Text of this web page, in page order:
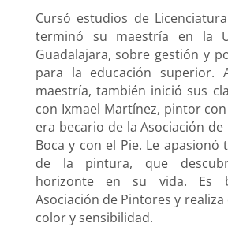
Cursó estudios de
terminó su maestría en la
Guadalajara, sobre gestión y
para la educación superior.
maestría, también inició sus
con Ixmael Martínez, pintor
era becario de la Asociación
Boca y con el Pie. Le
de la pintura, que
horizonte en su vida. Es
Asociación de Pintores y
color y sensibilidad.